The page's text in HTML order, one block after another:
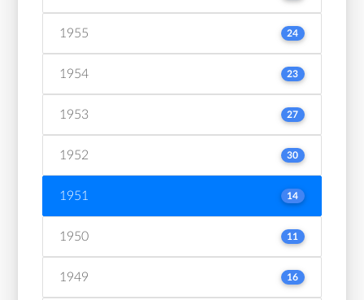
1955 24
1954 23
1953 27
1952 30
1951 14
1950 11
1949 16